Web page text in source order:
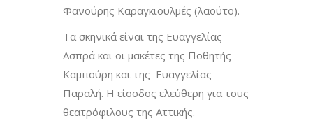
Φανούρης Καραγκιουλμές (λαούτο).
Τα σκηνικά είναι της Ευαγγελίας
Ασπρά και οι μακέτες της Ποθητής
Καμπούρη και της Ευαγγελίας
Παραλή. Η είσοδος ελεύθερη για τους
θεατρόφιλους της Αττικής.